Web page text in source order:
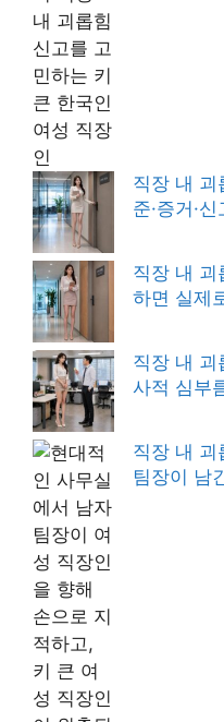
직장 내 괴
준·증거·
직장 내 괴
하면 실제
직장 내 괴
사적 심부
직장 내 괴
팀장이 남